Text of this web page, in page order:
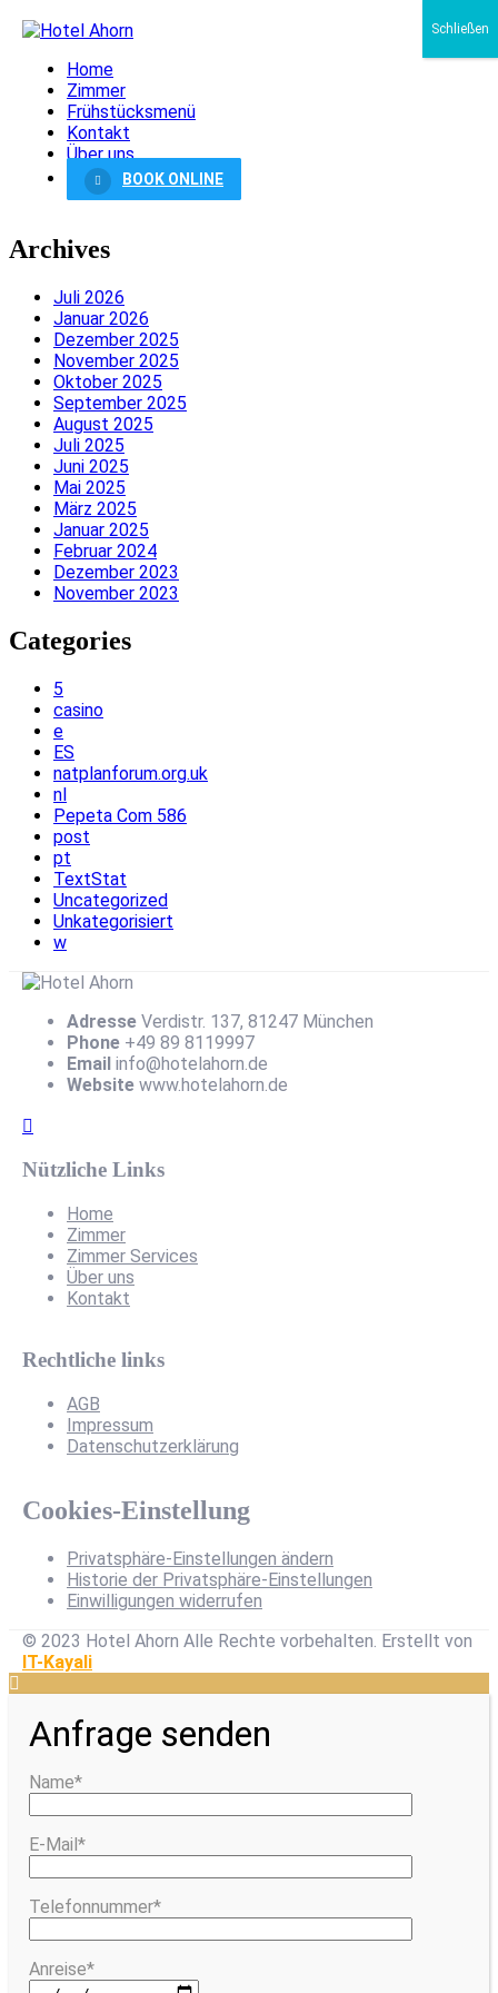
Home
Zimmer
Frühstücksmenü
Kontakt
Über uns
BOOK ONLINE
Archives
Juli 2026
Januar 2026
Dezember 2025
November 2025
Oktober 2025
September 2025
August 2025
Juli 2025
Juni 2025
Mai 2025
März 2025
Januar 2025
Februar 2024
Dezember 2023
November 2023
Categories
5
casino
e
ES
natplanforum.org.uk
nl
Pepeta Com 586
post
pt
TextStat
Uncategorized
Unkategorisiert
w
Adresse Verdistr. 137, 81247 München
Phone +49 89 8119997
Email info@hotelahorn.de
Website www.hotelahorn.de
Nützliche Links
Home
Zimmer
Zimmer Services
Über uns
Kontakt
Rechtliche links
AGB
Impressum
Datenschutzerklärung
Cookies-Einstellung
Privatsphäre-Einstellungen ändern
Historie der Privatsphäre-Einstellungen
Einwilligungen widerrufen
© 2023 Hotel Ahorn Alle Rechte vorbehalten. Erstellt von
IT-Kayali
Anfrage senden
Name*
E-Mail*
Telefonnummer*
Anreise*
Schließen